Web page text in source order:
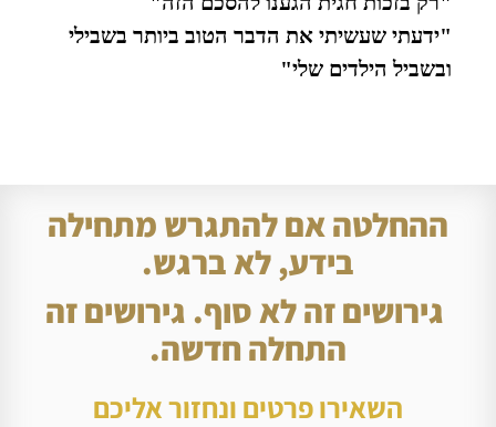
"ידעתי שעשיתי את הדבר הטוב ביותר בשבילי
ובשביל הילדים שלי"
ההחלטה אם להתגרש מתחילה
בידע, לא ברגש.
גירושים זה לא סוף. גירושים זה
התחלה חדשה.
השאירו פרטים ונחזור אליכם